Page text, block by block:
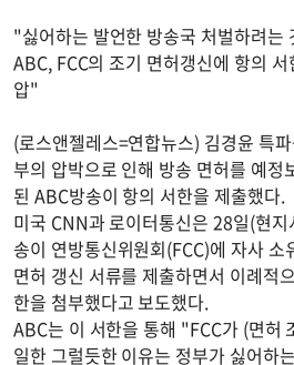
"싫어하는 발언한 방송국 처벌하려
ABC, FCC의 조기 면허갱신에 항의
압"
(로스앤젤레스=연합뉴스) 김경윤 특
부의 압박으로 인해 방송 면허를 예정
된 ABC방송이 항의 서한을 제출했다.
미국 CNN과 로이터통신은 28일(현
송이 연방통신위원회(FCC)에 자사 소
면허 갱신 서류를 제출하면서 이례적
한을 첨부했다고 보도했다.
ABC는 이 서한을 통해 "FCC가 (면허
일한 그럴듯한 이유는 정부가 싫어하